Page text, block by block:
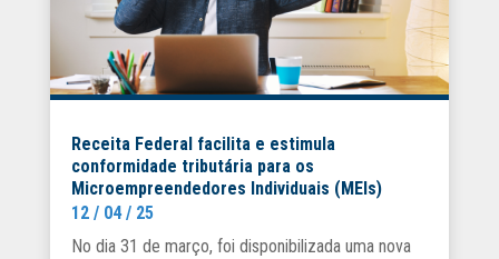
Receita Federal facilita e estimula
conformidade tributária para os
Microempreendedores Individuais (MEIs)
12 / 04 / 25
No dia 31 de março, foi disponibilizada uma nova